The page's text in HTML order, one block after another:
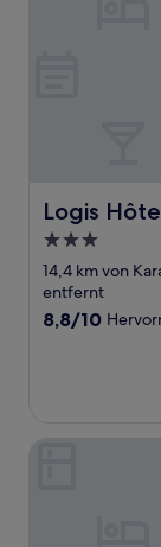
Logis
Logis Hôtel
3.0-
Sterne-
Unterkunft
14,4 km von
entfernt
8.8
8,8/10